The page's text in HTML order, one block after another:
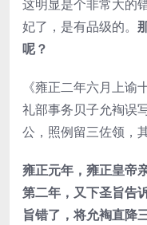
这明显是个非常大的
妃了，是有品级的。
呢？
《雍正二年六月上
礼部事务贝子允裪误
公，照例留三佐领，
雍正元年，雍正皇帝
第二年，又下圣旨告
旨错了，将允裪直降